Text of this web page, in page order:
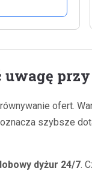
uwagę
ofert.
szybsze
dyżur 24/7.